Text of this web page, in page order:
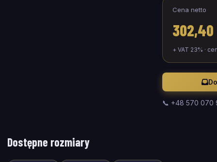
Cena netto
302,40
+ VAT 23% ·
📞 +48 570 070
Dostępne rozmiary